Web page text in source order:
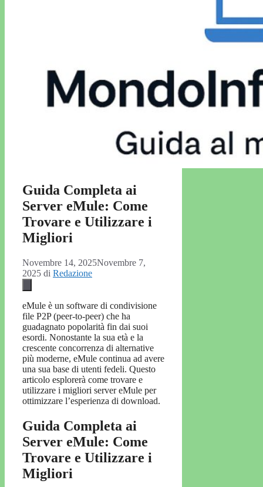
Guida Completa ai
Server eMule: Come
Trovare e Utilizzare i
Migliori
Novembre 14, 2025Novembre 7,
2025 di Redazione
eMule è un software di condivisione
file P2P (peer-to-peer) che ha
guadagnato popolarità fin dai suoi
esordi. Nonostante la sua età e la
crescente concorrenza di alternative
più moderne, eMule continua ad avere
una sua base di utenti fedeli. Questo
articolo esplorerà come trovare e
utilizzare i migliori server eMule per
ottimizzare l’esperienza di download.
Guida Completa ai
Server eMule: Come
Trovare e Utilizzare i
Migliori